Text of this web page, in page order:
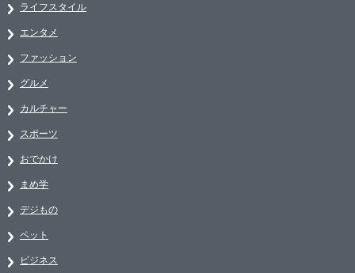
ライフスタイル
エンタメ
ファッション
グルメ
カルチャー
スポーツ
おでかけ
まめ学
デジもの
ペット
ビジネス